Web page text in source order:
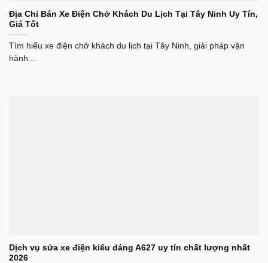
Địa Chỉ Bán Xe Điện Chở Khách Du Lịch Tại Tây Ninh Uy Tín,
Giá Tốt
Tìm hiểu xe điện chở khách du lịch tại Tây Ninh, giải pháp vận
hành...
Dịch vụ sửa xe điện kiểu dáng A627 uy tín chất lượng nhất
2026